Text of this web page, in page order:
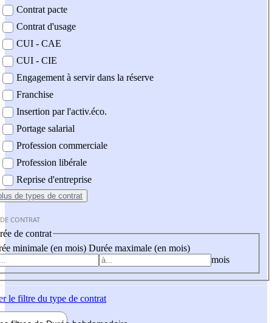
Contrat pacte
Contrat d'usage
CUI - CAE
CUI - CIE
Engagement à servir dans la réserve
Franchise
Insertion par l'activ.éco.
Portage salarial
Profession commerciale
Profession libérale
Reprise d'entreprise
de types de contrat
CONTRAT
de contrat
minimale (en mois) Durée maximale (en mois)
mois
le filtre du type de contrat